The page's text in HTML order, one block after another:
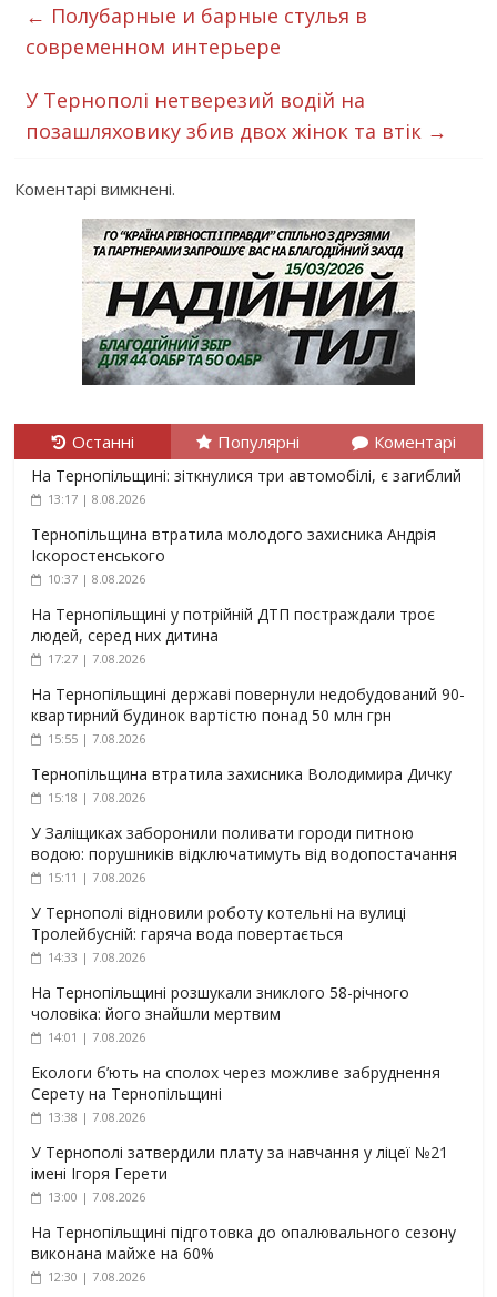
← Полубарные и барные стулья в
современном интерьере
У Тернополі нетверезий водій на
позашляховику збив двох жінок та втік →
Коментарі вимкнені.
Останні Популярні Коментарі
На Тернопільщині: зіткнулися три автомобілі, є загиблий
13:17 | 8.08.2026
Тернопільщина втратила молодого захисника Андрія
Іскоростенського
10:37 | 8.08.2026
На Тернопільщині у потрійній ДТП постраждали троє
людей, серед них дитина
17:27 | 7.08.2026
На Тернопільщині державі повернули недобудований 90-
квартирний будинок вартістю понад 50 млн грн
15:55 | 7.08.2026
Тернопільщина втратила захисника Володимира Дичку
15:18 | 7.08.2026
У Заліщиках заборонили поливати городи питною
водою: порушників відключатимуть від водопостачання
15:11 | 7.08.2026
У Тернополі відновили роботу котельні на вулиці
Тролейбусній: гаряча вода повертається
14:33 | 7.08.2026
На Тернопільщині розшукали зниклого 58-річного
чоловіка: його знайшли мертвим
14:01 | 7.08.2026
Екологи б’ють на сполох через можливе забруднення
Серету на Тернопільщині
13:38 | 7.08.2026
У Тернополі затвердили плату за навчання у ліцеї №21
імені Ігоря Герети
13:00 | 7.08.2026
На Тернопільщині підготовка до опалювального сезону
виконана майже на 60%
12:30 | 7.08.2026